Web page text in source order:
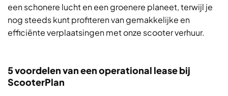
een schonere lucht en een groenere planeet, terwijl je
nog steeds kunt profiteren van gemakkelijke en
efficiënte verplaatsingen met onze scooter verhuur.
5 voordelen van een operational lease bij
ScooterPlan